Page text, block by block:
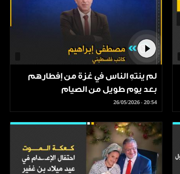
لم ينتهِ الناس في غزة من إفطارهم
بعد يوم طويل من الصيام
26/05/2026 - 20:54